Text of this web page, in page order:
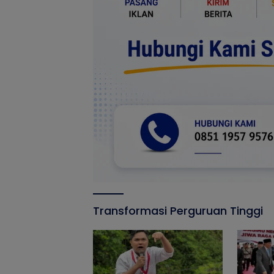
Transformasi Perguruan Tinggi